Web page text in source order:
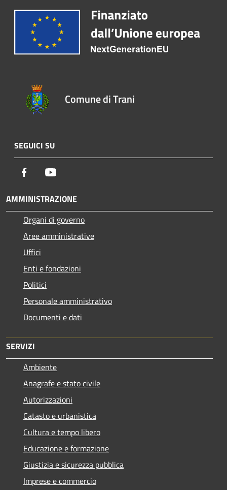
Comune di Trani
SEGUICI SU
Facebook
AMMINISTRAZIONE
Organi di governo
Aree amministrative
Uffici
Enti e fondazioni
Politici
Personale amministrativo
Documenti e dati
SERVIZI
Ambiente
Anagrafe e stato civile
Autorizzazioni
Catasto e urbanistica
Cultura e tempo libero
Educazione e formazione
Giustizia e sicurezza pubblica
Imprese e commercio